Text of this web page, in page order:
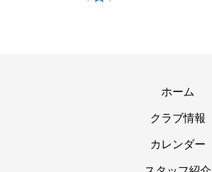
ホーム
クラブ情報
カレンダー